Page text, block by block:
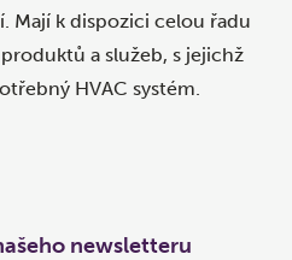
Mají k dispozici celou řadu
a služeb, s jejichž
HVAC systém.
newsletteru